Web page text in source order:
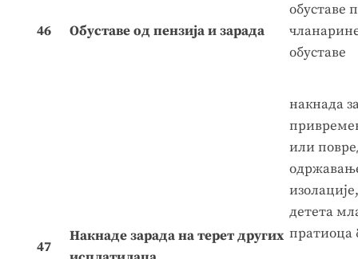
46 Обуставе од пензијаи зарада
обуставе
обуставе
47
Накнаде зарада на терет других
накнада
или
детета
пратиоца